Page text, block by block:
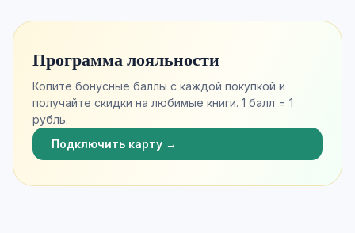
Программа лояльности
Копите бонусные баллы с каждой покупкой и
получайте скидки на любимые книги. 1 балл = 1
рубль.
Подключить карту →